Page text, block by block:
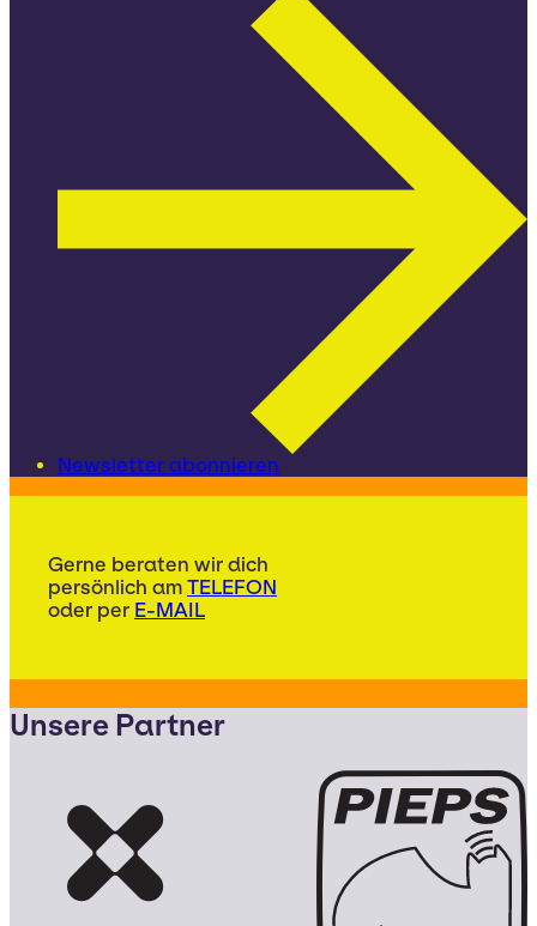
Newsletter abonnieren
Gerne beraten wir dich
persönlich am TELEFON
oder per E-MAIL
Unsere Partner